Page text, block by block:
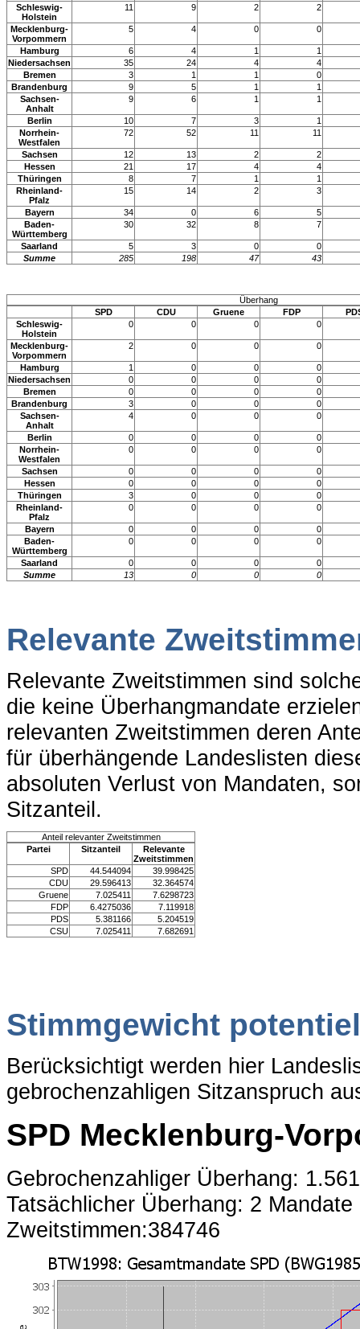
Schleswig-
Holstein
11 9 2 2
Mecklenburg-
Vorpommern
5 4 0 0
Hamburg 6 4 1
1
Niedersachsen
35 24 4
4
Bremen
3 1 1
0
Brandenburg
9 5 1
1
Sachsen-
Anhalt
9 6 1 1
Berlin 10 7 3
1
Norrhein-
Westfalen
72 52 11 11
Sachsen 12 13 2
2
Hessen
21 17 4
4
Thüringen
8 7 1
1
Rheinland-
Pfalz
15 14 2 3
Bayern 34 0 6
5
Baden-
Württemberg
30 32 8 7
Saarland 5 3 0
0
Summe
285 198 47 43
Überhang
SPD
CDU Gruene FDP
Schleswig-
Holstein
0 0 0 0
Mecklenburg-
Vorpommern
2 0 0 0
Hamburg 1 0 0
0
Niedersachsen
0 0 0
0
Bremen
0 0 0
0
Brandenburg
3 0 0
0
Sachsen-
Anhalt
4 0 0 0
Berlin 0 0 0
0
Norrhein-
Westfalen
0 0 0 0
Sachsen 0 0 0
0
Hessen
0 0 0
0
Thüringen
3 0 0
0
Rheinland-
Pfalz
0 0 0 0
Bayern 0 0 0
0
Baden-
Württemberg
0 0 0 0
Saarland 0 0 0
0
Summe
13 0 0 0
Relevante
Relevante Zweitstimmen sind
die keine Überhangmandate
relevanten Zweitstimmen deren
für überhängende Landeslisten
absoluten Verlust von Mandaten,
Sitzanteil.
Anteil relevanter Zweitstimmen
Partei
Sitzanteil
Relevante
Zweitstimmen
SPD
44.544094
39.998425
CDU
29.596413
32.364574
Gruene
7.025411
7.6298723
FDP
6.4275036
7.119918
PDS
5.381166
5.204519
CSU
7.025411 7.682691
Stimmgewicht
Berücksichtigt werden hier
gebrochenzahligen Sitzanspruch
SPD Mecklenburg-
Gebrochenzahliger Überhang:
Tatsächlicher Überhang: 2 Mandate
Zweitstimmen:384746